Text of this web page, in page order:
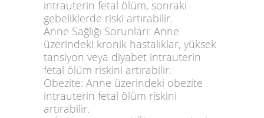
intrauterin fetal ölüm, sonraki
gebeliklerde riski artırabilir.
Anne Sağlığı Sorunları: Anne
üzerindeki kronik hastalıklar, yüksek
tansiyon veya diyabet intrauterin
fetal ölüm riskini artırabilir.
Obezite: Anne üzerindeki obezite
intrauterin fetal ölüm riskini
artırabilir.